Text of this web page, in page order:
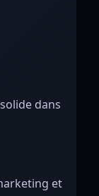
dans
et